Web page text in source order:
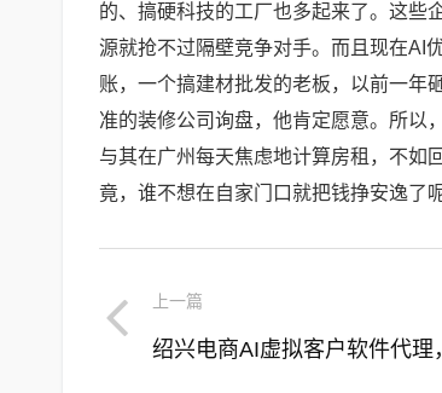
的、搞硬科技的工厂也多起来了。这些
源就抢不过隔壁竞争对手。而且现在AI
账，一个搞建材批发的老板，以前一年
准的装修公司询盘，他肯定愿意。所以
与其在广州每天焦虑地计算房租，不如
竟，谁不想在自家门口就把钱挣安逸了
上一篇